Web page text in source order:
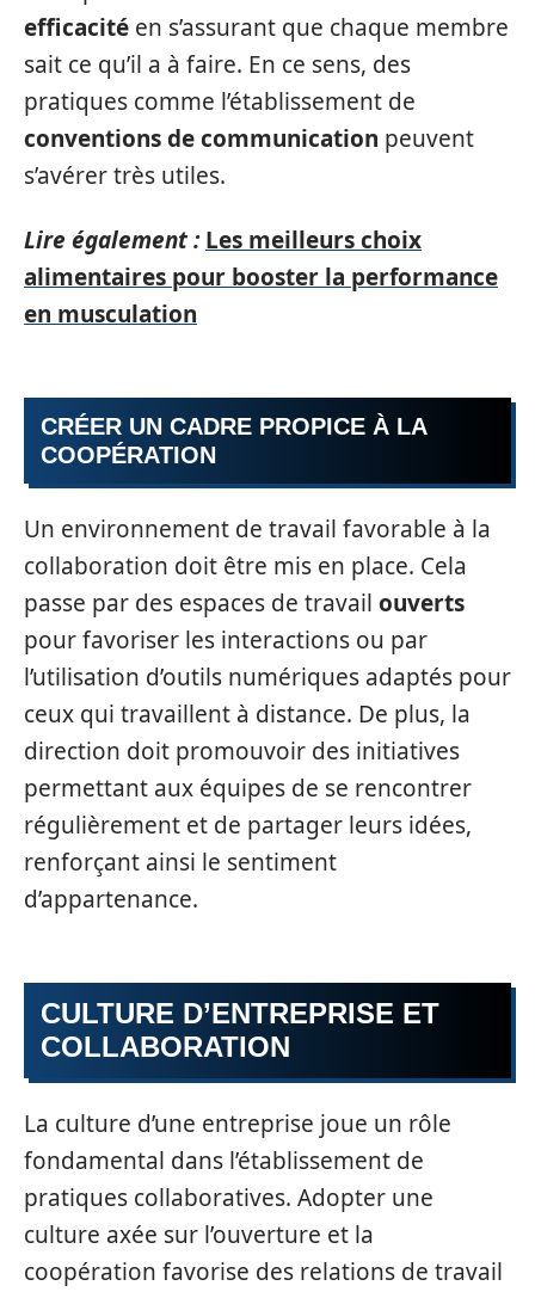
efficacité en s’assurant que chaque membre
sait ce qu’il a à faire. En ce sens, des
pratiques comme l’établissement de
conventions de communication peuvent
s’avérer très utiles.
Lire également : Les meilleurs choix
alimentaires pour booster la performance
en musculation
CRÉER UN CADRE PROPICE À LA
COOPÉRATION
Un environnement de travail favorable à la
collaboration doit être mis en place. Cela
passe par des espaces de travail ouverts
pour favoriser les interactions ou par
l’utilisation d’outils numériques adaptés pour
ceux qui travaillent à distance. De plus, la
direction doit promouvoir des initiatives
permettant aux équipes de se rencontrer
régulièrement et de partager leurs idées,
renforçant ainsi le sentiment
d’appartenance.
CULTURE D’ENTREPRISE ET
COLLABORATION
La culture d’une entreprise joue un rôle
fondamental dans l’établissement de
pratiques collaboratives. Adopter une
culture axée sur l’ouverture et la
coopération favorise des relations de travail